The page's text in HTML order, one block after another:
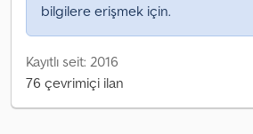
bilgilere erişmek için.
Kayıtlı seit: 2016
76 çevrimiçi ilan